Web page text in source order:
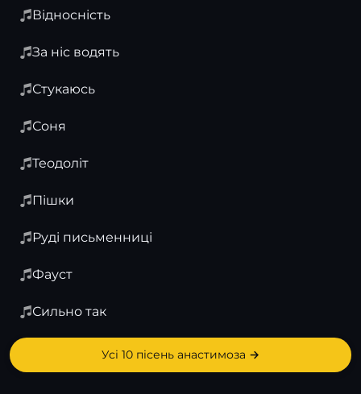
Відносність
За ніс водять
Стукаюсь
Соня
Теодоліт
Пішки
Руді письменниці
Фауст
Сильно так
Усі 10 пісень анастимоза →